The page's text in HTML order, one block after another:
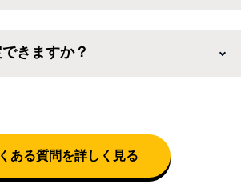
おいて自社配送を選択いただくこと
きますか？
に関するご連絡をさせて頂きます。
ある質問を詳しく見る